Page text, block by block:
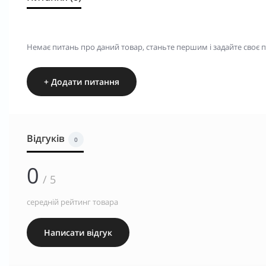
Немає питань про даний товар, станьте першим і задайте своє
+ Додати питання
Відгуків 0
0 / 5
середній рейтинг товара
Написати відгук